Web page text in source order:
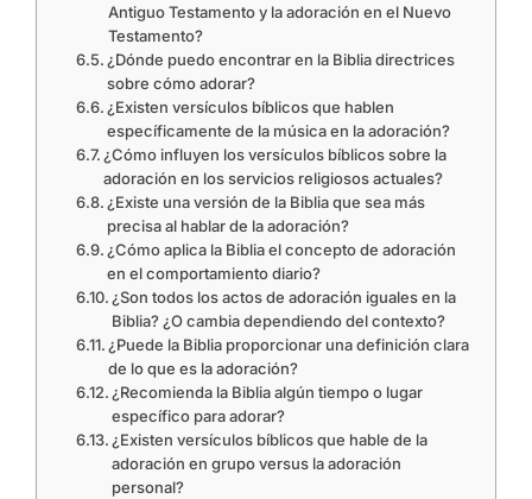
Antiguo Testamento y la adoración en el Nuevo
Testamento?
¿Dónde puedo encontrar en la Biblia directrices
sobre cómo adorar?
¿Existen versículos bíblicos que hablen
específicamente de la música en la adoración?
¿Cómo influyen los versículos bíblicos sobre la
adoración en los servicios religiosos actuales?
¿Existe una versión de la Biblia que sea más
precisa al hablar de la adoración?
¿Cómo aplica la Biblia el concepto de adoración
en el comportamiento diario?
¿Son todos los actos de adoración iguales en la
Biblia? ¿O cambia dependiendo del contexto?
¿Puede la Biblia proporcionar una definición clara
de lo que es la adoración?
¿Recomienda la Biblia algún tiempo o lugar
específico para adorar?
¿Existen versículos bíblicos que hable de la
adoración en grupo versus la adoración
personal?